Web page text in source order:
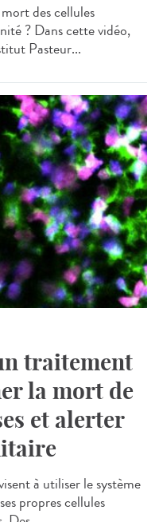
des cellules
? Dans cette vidéo,
Pasteur...
traitement
la mort de
et alerter
à utiliser le système
propres cellules